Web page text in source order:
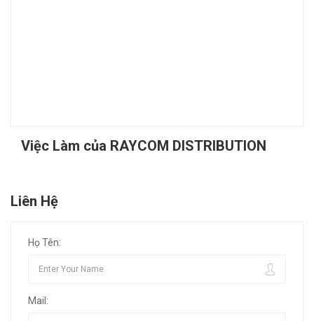
Việc Làm của RAYCOM DISTRIBUTION
Liên Hệ
Họ Tên:
Mail: